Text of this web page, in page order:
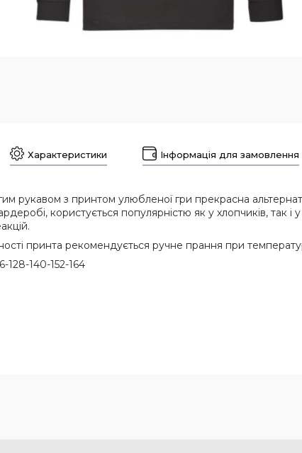
Характеристики Інформація для замовлення
рукавом з принтом улюбленої гри прекрасна
користується популярністю як у хлопчиків, так
принта рекомендується ручне прання при
128-140-152-164